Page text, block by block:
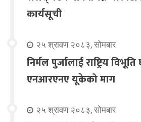
कार्यसूची
२५ श्रावण २०८३, सोमबार
निर्मल पुर्जालाई राष्ट्रिय
एनआरएनए यूकेको माग
२५ श्रावण २०८३, सोमबार